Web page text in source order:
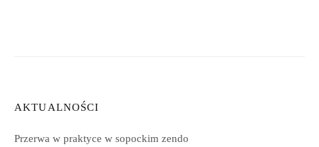
AKTUALNOŚCI
Przerwa w praktyce w sopockim zendo